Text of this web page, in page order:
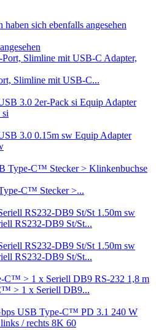
haben sich ebenfalls angesehen
Slimline mit USB-C...
Equip Adapter
Equip Adapter
C™ Stecker >...
RS232-DB9 St/St...
RS232-DB9 St/St...
> 1 x Seriell DB9...